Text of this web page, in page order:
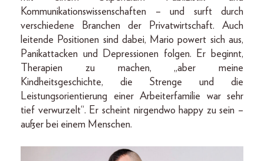
Kommunikationswissenschaften – und surft durch
verschiedene Branchen der Privatwirtschaft. Auch
leitende Positionen sind dabei, Mario powert sich aus,
Panik­attacken und Depressionen folgen. Er beginnt,
Therapien zu machen, „aber meine
Kindheitsgeschichte, die Strenge und die
Leistungsorientierung einer Arbeiterfamilie war sehr
tief verwurzelt“. Er scheint nirgendwo happy zu sein –
außer bei einem Menschen.